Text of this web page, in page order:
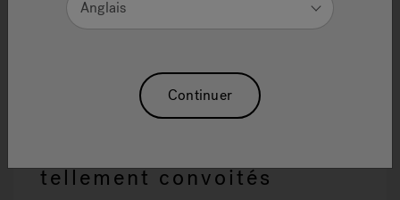
vous êtes à la recherche d’une expérience
Qu’est-ce qu’un Spa de
tellement convoités
Anglais
Continuer